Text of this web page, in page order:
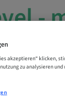
-
akzeptieren“ klicken,
zu analysieren